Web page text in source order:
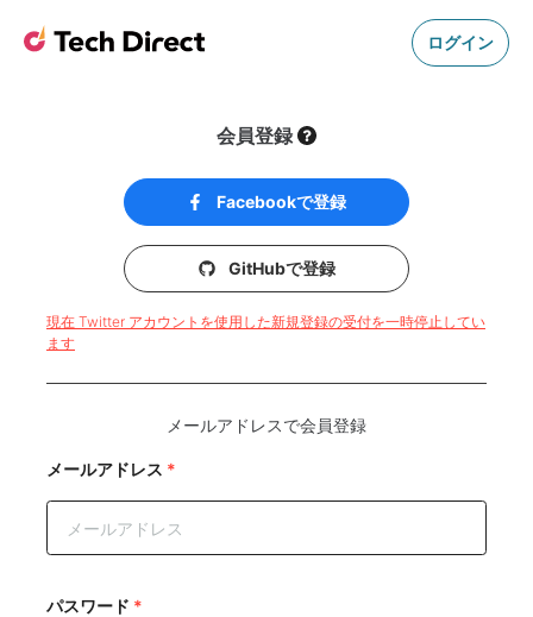
ログイン
会員登録
Facebookで登録
GitHubで登録
現在 Twitter アカウントを使用した新規登録の受付を一時停止してい
ます
メールアドレスで会員登録
メールアドレス *
パスワード *